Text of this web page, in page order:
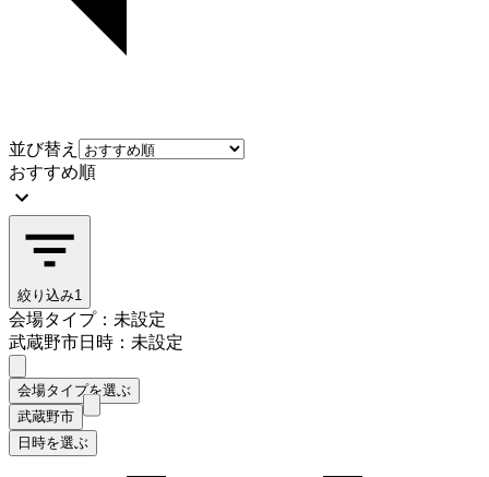
並び替え
おすすめ順
絞り込み1
会場タイプ：未設定
武蔵野市日時：未設定
会場タイプを選ぶ
武蔵野市
日時を選ぶ